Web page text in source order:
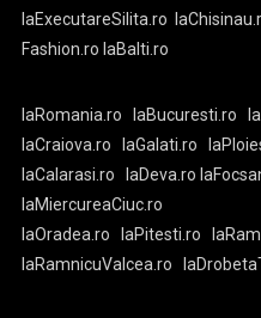
laExecutareSilita.ro
Fashion.ro laBalti.ro
laRomania.ro laBucuresti.ro
laCraiova.ro
laGalati.ro
laCalarasi.ro
laDeva.ro
laMiercureaCiuc.ro
laOradea.ro
laPitesti.ro
laRamnicuValcea.ro